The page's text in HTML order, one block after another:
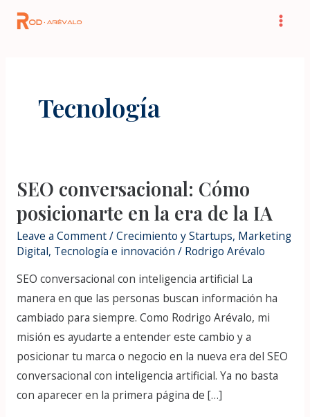
Skip
Main
Tecnología
SEO conversacional: Cómo
posicionarte en la era de la IA
Leave a Comment/Crecimiento y Startups, Marketing
Digital, Tecnología e innovación / Rodrigo Arévalo
SEO conversacional con inteligencia artificial La
manera en que las personas buscan información ha
cambiado para siempre. Como Rodrigo Arévalo, mi
misión es ayudarte a entender este cambio y a
posicionar tu marca o negocio en la nueva era del SEO
conversacional con inteligencia artificial. Ya no basta
con aparecer en la primera página de […]
SEO
conversacional:
Cómo
posicionarte
en
la
era
de
la
IA